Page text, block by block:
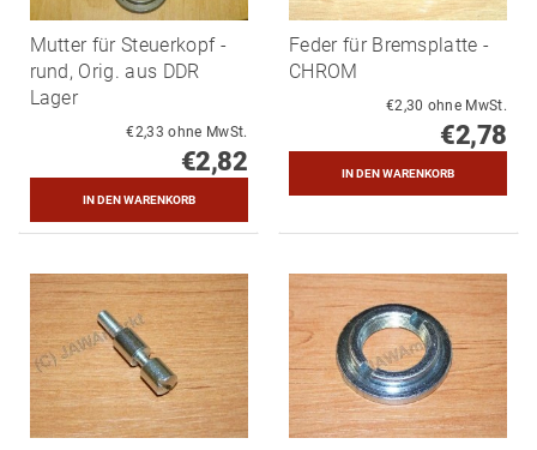
Mutter für Steuerkopf -
rund, Orig. aus DDR
Lager
€2,33 ohne MwSt.
€2,82
Feder für Bremsplatte -
CHROM
€2,30 ohne MwSt.
€2,78